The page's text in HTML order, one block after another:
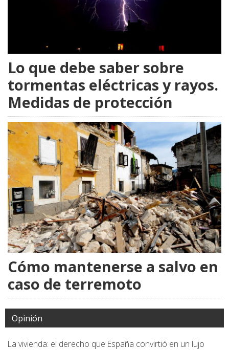
Lo que debe saber sobre
tormentas eléctricas y rayos.
Medidas de protección
Cómo mantenerse a salvo en
caso de terremoto
Opinión
La vivienda: el derecho que España convirtió en un lujo